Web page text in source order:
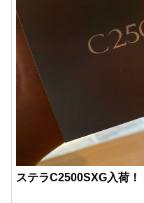
ステラC2500SXG入荷